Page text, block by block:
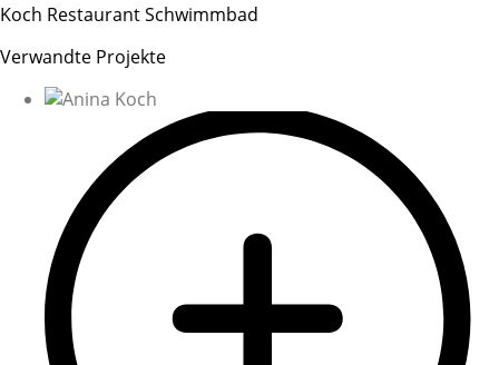
Koch Restaurant Schwimmbad
Verwandte Projekte